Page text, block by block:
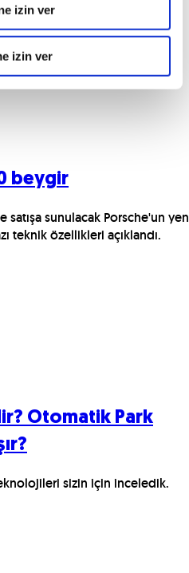
izin ver
izin ver
beygir
satışa sunulacak Porsche'un
teknik özellikleri açıklandı.
Otomatik Park
sizin için inceledik.